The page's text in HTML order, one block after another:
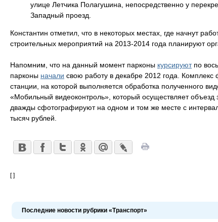
улице Летчика Полагушина, непосредственно у
Западный проезд.
Константин отметил, что в некоторых местах, где начнут
строительных мероприятий на 2013-2014 года планируют
Напомним, что на данный момент парконы курсируютпо
парконы начали свою работу в декабре 2012 года. Комплекс
станции, на которой выполняется обработка полученного
«Мобильный видеоконтроль», который осуществляет
дважды сфотографируют на одном и том же месте с
тысяч рублей.
[ ]
Последние новости рубрики «Транспорт»